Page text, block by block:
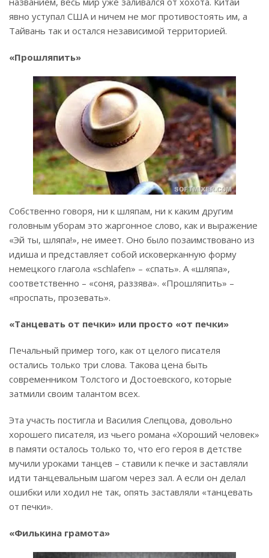
явно уступал США и ничем не мог противостоять им, а
Тайвань так и остался независимой территорией.
«Прошляпить»
Собственно говоря, ни к шляпам, ни к каким другим
головным уборам это жаргонное слово, как и выражение
«Эй ты, шляпа!», не имеет. Оно было позаимствовано из
идиша и представляет собой исковерканную форму
немецкого глагола «schlafen» – «спать». А «шляпа»,
соответственно – «соня, раззява». «Прошляпить» –
«проспать, прозевать».
«Танцевать от печки» или просто «от печки»
Печальный пример того, как от целого писателя
остались только три слова. Такова цена быть
современником Толстого и Достоевского, которые
затмили своим талантом всех.
Эта участь постигла и Василия Слепцова, довольно
хорошего писателя, из чьего романа «Хороший человек»
в памяти осталось только то, что его героя в детстве
мучили уроками танцев – ставили к печке и заставляли
идти танцевальным шагом через зал. А если он делал
ошибки или ходил не так, опять заставляли «танцевать
от печки».
«Филькина грамота»